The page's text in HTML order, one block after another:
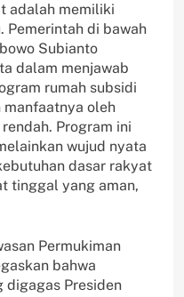
adalah memiliki
Pemerintah di bawah
Subianto
dalam menjawab
rumah subsidi
manfaatnya oleh
Program ini
wujud nyata
dasar rakyat
tinggal yang aman,
Permukiman
bahwa
digagas Presiden